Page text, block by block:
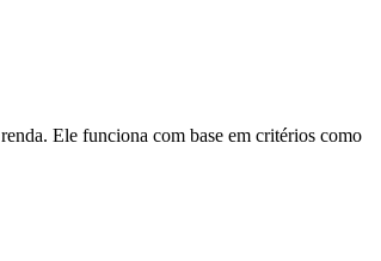
Ele funciona com base em critérios como